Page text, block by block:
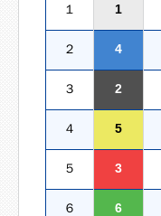
１ 1
２ 4
３ 2
４ 5
５ 3
６ 6